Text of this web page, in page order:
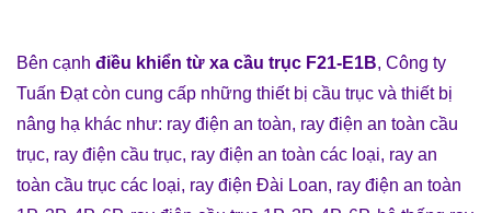
Bên cạnh điều khiển từ xa cầu trục F21-E1B, Công ty
Tuấn Đạtcòn cung cấp những thiết bị cầu trục và thiết bị
nâng hạ khác như: ray điện an toàn, ray điện an toàn cầu
trục, ray điện cầu trục, ray điện an toàn các loại, ray an
toàn cầu trục các loại, ray điện Đài Loan, ray điện an toàn